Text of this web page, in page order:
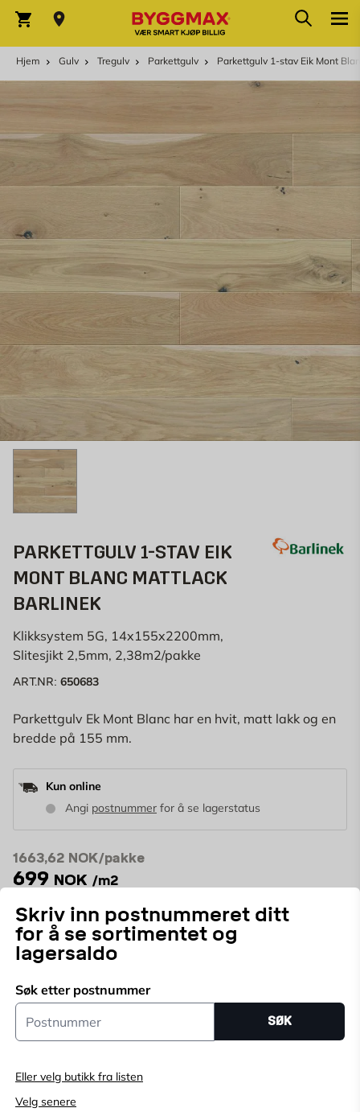
Skriv inn postnummeret ditt
for å se sortimentet og
lagersaldo
Søk etter postnummer
Postnummer
SØK
Eller velg butikk fra listen
Velg senere
Varekurv Søk
Hjem Gulv Tregulv Parkettgulv Parkettgulv 1-stav Eik Mont
PARKETTGULV 1-STAV EIK
MONT BLANC MATTLACK
BARLINEK
Klikksystem 5G, 14x155x2200mm,
Slitesjikt 2,5mm, 2,38m2/pakke
ART.NR: 650683
Parkettgulv Ek Mont Blanc har en hvit, matt lakk og en
bredde på 155 mm.
Kun online
Angi postnummer for å se lagerstatus
1663,62 NOK/pakke
699 NOK /m2
m2 0 stk emballasje inkl. ~10% avfall
(1 pk = 2.38 m2)
Antall
pakke